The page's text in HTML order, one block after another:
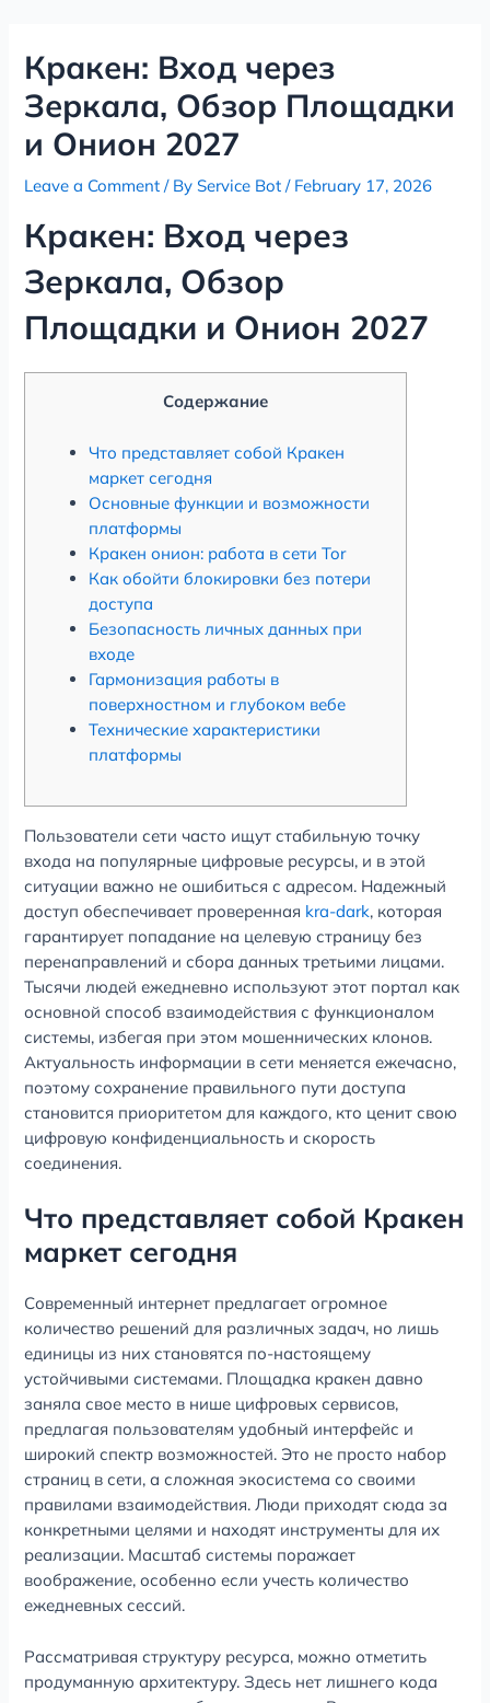
contentКракен: Вход через
Зеркала, Обзор Площадки
и Онион 2027
Leave a Comment / ByService Bot/ February 17, 2026
Кракен: Вход через
Зеркала, Обзор
Площадки и Онион 2027
Содержание
Что представляет собой Кракен
маркет сегодня
Основные функции и возможности
платформы
Кракен онион: работа в сети Tor
Как обойти блокировки без потери
доступа
Безопасность личных данных при
входе
Гармонизация работы в
поверхностном и глубоком вебе
Технические характеристики
платформы
Пользователи сети часто ищут стабильную точку
входа на популярные цифровые ресурсы, и в этой
ситуации важно не ошибиться с адресом. Надежный
доступ обеспечивает проверенная kra-dark, которая
гарантирует попадание на целевую страницу без
перенаправлений и сбора данных третьими лицами.
Тысячи людей ежедневно используют этот портал как
основной способ взаимодействия с функционалом
системы, избегая при этом мошеннических клонов.
Актуальность информации в сети меняется ежечасно,
поэтому сохранение правильного пути доступа
становится приоритетом для каждого, кто ценит свою
цифровую конфиденциальность и скорость
соединения.
Что представляет собой Кракен
маркет сегодня
Современный интернет предлагает огромное
количество решений для различных задач, но лишь
единицы из них становятся по-настоящему
устойчивыми системами. Площадка кракен давно
заняла свое место в нише цифровых сервисов,
предлагая пользователям удобный интерфейс и
широкий спектр возможностей. Это не просто набор
страниц в сети, а сложная экосистема со своими
правилами взаимодействия. Люди приходят сюда за
конкретными целями и находят инструменты для их
реализации. Масштаб системы поражает
воображение, особенно если учесть количество
ежедневных сессий.
Рассматривая структуру ресурса, можно отметить
продуманную архитектуру. Здесь нет лишнего кода